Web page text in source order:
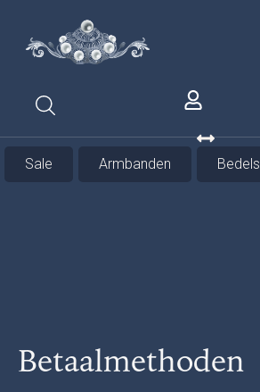
Sale Armbanden Bedels
Betaalmethoden